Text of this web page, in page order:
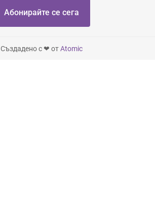
Абонирайте се сега
Създадено с ❤ отAtomic